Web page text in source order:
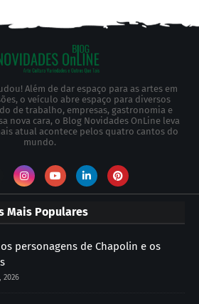
Além de dar espaço para as artes em
o veículo abre espaço para diversos
de trabalho, empresas, gastronomia e
nova cara, o Blog Novidades OnLine leva
atual acontece pelos quatro cantos do
mundo.
Mais Populares
personagens de Chapolin e os
2026